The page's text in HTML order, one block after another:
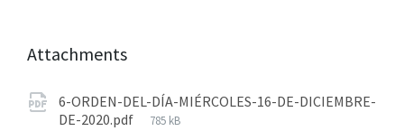
Attachments
6-ORDEN-DEL-DÍA-MIÉRCOLES-16-DE-DICIEMBRE-
DE-2020.pdf
785 kB